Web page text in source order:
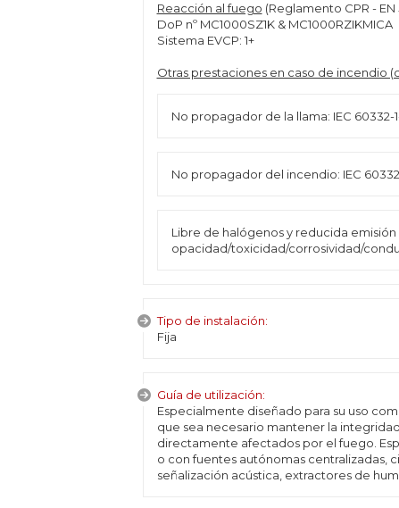
Reacción al fuego (Reglamento CPR - EN
DoP nº MC1000SZ1K & MC1000RZIKMICA
Sistema EVCP: 1+
Otras prestaciones en caso de incendio
No propagador de la llama: IEC 60332-
No propagador del incendio: IEC
Libre de halógenos y reducida
opacidad/toxicidad/corrosividad/
Tipo de instalación:
Fija
Guía de utilización:
Especialmente diseñado para su uso
que sea necesario mantener la
directamente afectados por el fuego.
o con fuentes autónomas centralizadas,
señalización acústica, extractores de